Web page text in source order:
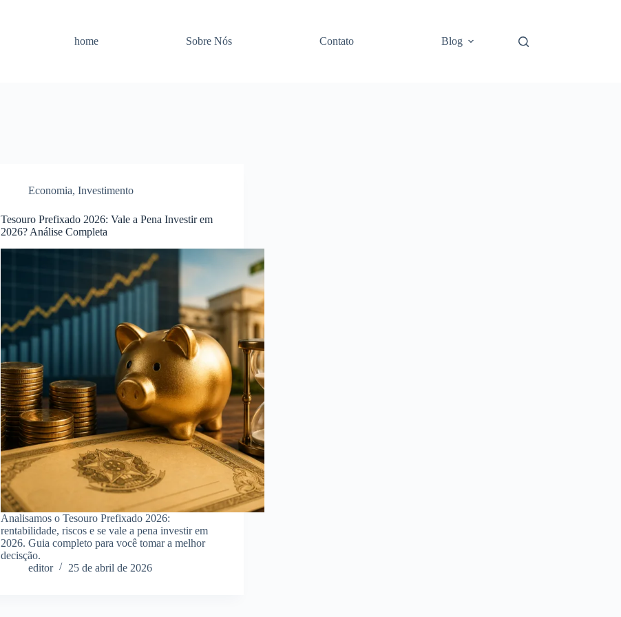
home Sobre Nós Contato Blog
Economia,Investimento
Tesouro Prefixado 2026: Vale a Pena Investir em
2026? Análise Completa
Analisamos o Tesouro Prefixado 2026:
rentabilidade, riscos e se vale a pena investir em
2026. Guia completo para você tomar a melhor
decisção.
editor
25 de abril de 2026